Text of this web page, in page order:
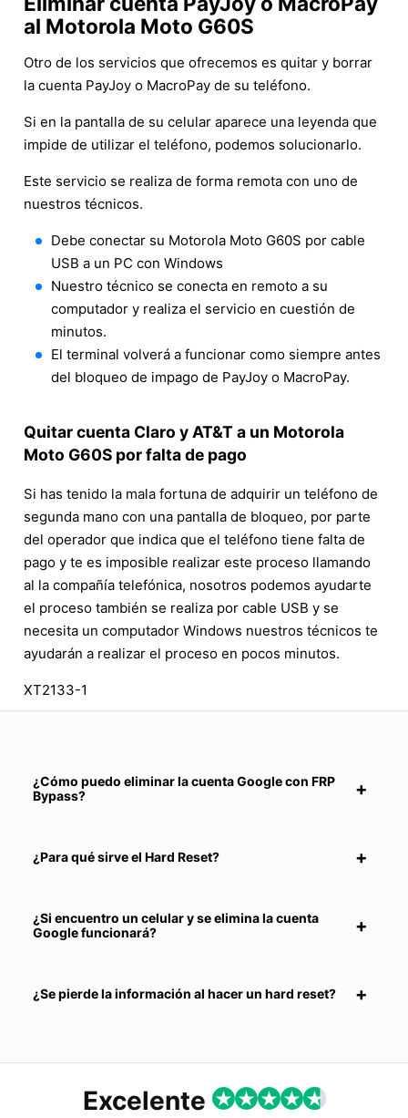
al Motorola Moto G60S
Otro de los servicios que ofrecemos es quitar y borrar
la cuenta PayJoy o MacroPay de su teléfono.
Si en la pantalla de su celular aparece una leyenda que
impide de utilizar el teléfono, podemos solucionarlo.
Este servicio se realiza de forma remota con uno de
nuestros técnicos.
Debe conectar su Motorola Moto G60S por cable
USB a un PC con Windows
Nuestro técnico se conecta en remoto a su
computador y realiza el servicio en cuestión de
minutos.
El terminal volverá a funcionar como siempre antes
del bloqueo de impago de PayJoy o MacroPay.
Quitar cuenta Claro y AT&T a un Motorola
Moto G60S por falta de pago
Si has tenido la mala fortuna de adquirir un teléfono de
segunda mano con una pantalla de bloqueo, por parte
del operador que indica que el teléfono tiene falta de
pago y te es imposible realizar este proceso llamando
al la compañía telefónica, nosotros podemos ayudarte
el proceso también se realiza por cable USB y se
necesita un computador Windows nuestros técnicos te
ayudarán a realizar el proceso en pocos minutos.
XT2133-1
¿Cómo puedo eliminar la cuenta Google con FRP
Bypass?
¿Para qué sirve el Hard Reset?
¿Si encuentro un celular y se elimina la cuenta
Google funcionará?
¿Se pierde la información al hacer un hard reset?
Excelente